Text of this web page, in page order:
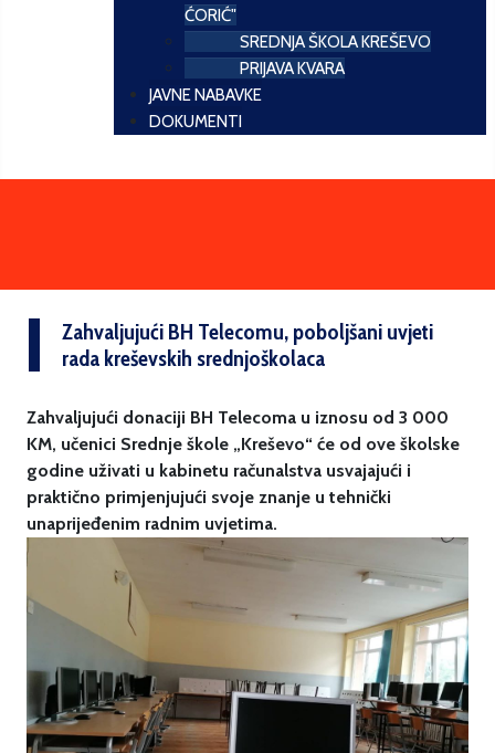
ĆORIĆ"
SREDNJA ŠKOLA KREŠEVO
PRIJAVA KVARA
JAVNE NABAVKE
DOKUMENTI
Zahvaljujući BH Telecomu, poboljšani uvjeti
rada kreševskih srednjoškolaca
Zahvaljujući donaciji BH Telecoma u iznosu od 3 000
KM, učenici Srednje škole „Kreševo“ će od ove školske
godine uživati u kabinetu računalstva usvajajući i
praktično primjenjujući svoje znanje u tehnički
unaprijeđenim radnim uvjetima.